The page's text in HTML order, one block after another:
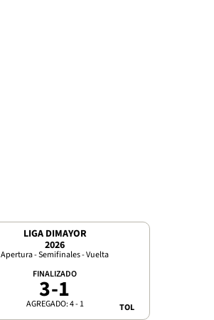
LIGA DIMAYOR
2026
Apertura - Semifinales - Vuelta
FINALIZADO
3-1
AGREGADO: 4 - 1 TOL